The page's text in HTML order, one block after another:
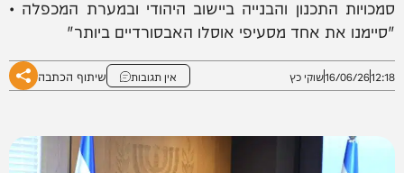
סמכויות התכנון והבנייה ביישוב היהודי ובמערת המכפלה •
"סיימנו את אחד מסעיפי אוסלו האבסורדיים ביותר"
12:18
16/06/26שוקי כץ אין תגובות שיתוף הכתבה